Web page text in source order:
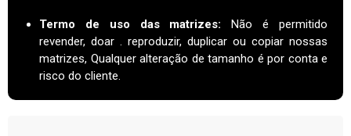
Termo de uso das matrizes:
Não é permitido
revender, doar . reproduzir, duplicar ou copiar nossas
matrizes, Qualquer alteração de tamanho é por conta e
risco do cliente.